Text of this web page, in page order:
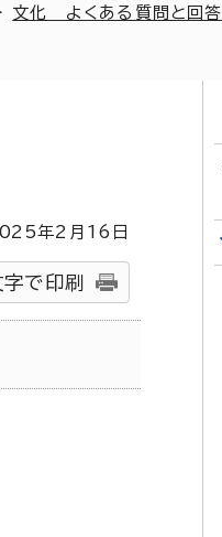
文化 よくある質問と回答
年2月 16 日
で印刷